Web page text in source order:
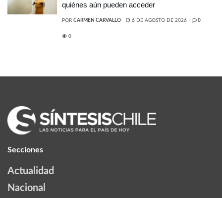
quiénes aún pueden acceder
POR CARMEN CARVALLO 6 DE AGOSTO DE 2026 0
0
Secciones
Actualidad
Nacional